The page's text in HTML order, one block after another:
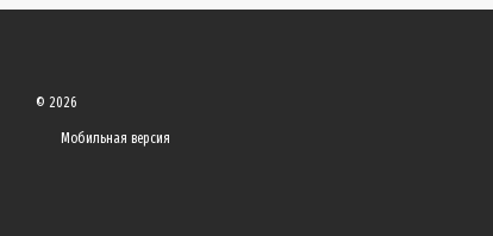
© 2026
Мобильная версия